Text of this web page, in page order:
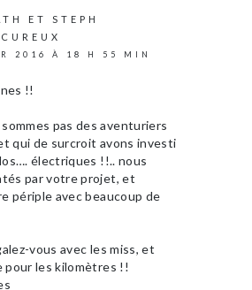
ET STEPH
2016 À 18 H 55 MIN
!!
pas des aventuriers
qui de surcroit avons investi
électriques !!.. nous
par votre projet, et
périple avec beaucoup de
vous avec les miss, et
pour les kilomètres !!